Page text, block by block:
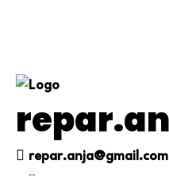
repar.anja@gmail.com